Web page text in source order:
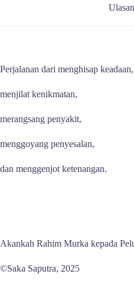
Perjalanan dari menghisap keadaan,
menjilat kenikmatan,
merangsang penyakit,
menggoyang penyesalan,
dan menggenjot ketenangan.
Akankah Rahim Murka kepada
©Saka Saputra, 2025